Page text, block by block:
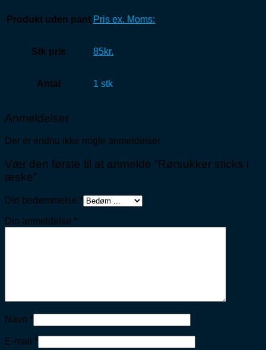
Produkt uden pant Pris ex. Moms:
Stk pris 85kr.
Antal 1 stk
Anmeldelser
Der er endnu ikke nogle anmeldelser.
Vær den første til at anmelde “Rørsukker sticks i
æske”
Din bedømmelse *
Din anmeldelse *
Navn *
E-mail *